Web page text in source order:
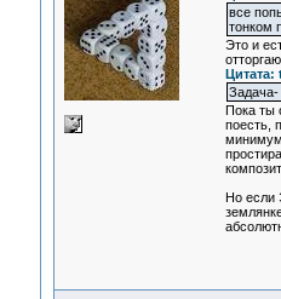
все
тонком
Это и
Цитата:
Пока ты
поесть,
Но если